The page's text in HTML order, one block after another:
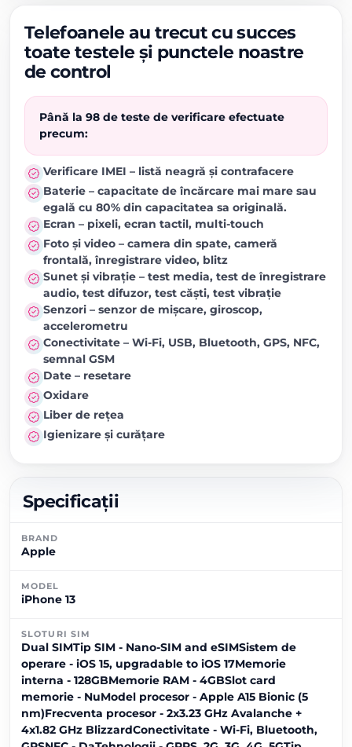
Telefoanele au trecut cu succes
toate testele și punctele noastre
de control
Până la 98 de teste de verificare efectuate
precum:
Verificare IMEI – listă neagră și contrafacere
Baterie – capacitate de încărcare mai mare sau
egală cu 80% din capacitatea sa originală.
Ecran – pixeli, ecran tactil, multi-touch
Foto și video – camera din spate, cameră
frontală, înregistrare video, blitz
Sunet și vibrație – test media, test de înregistrare
audio, test difuzor, test căști, test vibrație
Senzori – senzor de mișcare, giroscop,
accelerometru
Conectivitate – Wi-Fi, USB, Bluetooth, GPS, NFC,
semnal GSM
Date – resetare
Oxidare
Liber de rețea
Igienizare și curățare
Specificații
BRAND
Apple
MODEL
iPhone 13
SLOTURI SIM
Dual SIMTip SIM - Nano-SIM and eSIMSistem de
operare - iOS 15, upgradable to iOS 17Memorie
interna - 128GBMemorie RAM - 4GBSlot card
memorie - NuModel procesor - Apple A15 Bionic (5
nm)Frecventa procesor - 2x3.23 GHz Avalanche +
4x1.82 GHz BlizzardConectivitate - Wi-Fi, Bluetooth,